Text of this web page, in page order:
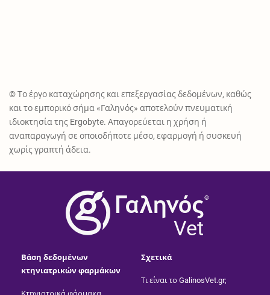
© Το έργο καταχώρησης και επεξεργασίας δεδομένων, καθώς
και το εμπορικό σήμα «Γαληνός» αποτελούν πνευματική
ιδιοκτησία της Ergobyte. Απαγορεύεται η χρήση ή
αναπαραγωγή σε οποιοδήποτε μέσο, εφαρμογή ή συσκευή
χωρίς γραπτή άδεια.
®
Vet
Βάση δεδομένων
κτηνιατρικών φαρμάκων
Σχετικά
Τι είναι το GalinosVet.gr;